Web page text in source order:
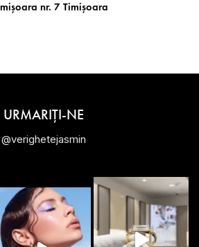
nr. 7 Timișoara
URMARIȚI-NE
@verighetejasmin